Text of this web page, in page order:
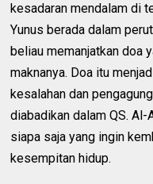
kesadaran mendalam di
Yunus berada dalam
beliau memanjatkan doa
maknanya. Doa itu
kesalahan dan
diabadikan dalam QS. Al-
siapa saja yang ingin
kesempitan hidup.